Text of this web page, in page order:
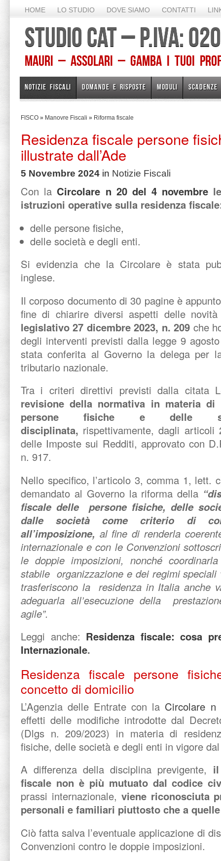
HOME LO STUDIO DOVE SIAMO CONTATTI
STUDIO CAT – P.IVA:
Mauri – Assolari – Gamba I TUOI
NOTIZIE FISCALI DOMANDE E RISPOSTE MODULI SCADENZE
FISCO » Manovre Fiscali » Riforma fiscale
Residenza fiscale persone
illustrate dall’Ade
5 Novembre 2024 in Notizie Fiscali
Con la Circolare n 20 del 4 novembre
istruzioni operative sulla residenza
delle persone fisiche,
delle società e degli enti.
Si evidenzia che la Circolare è stata
inglese.
Il corposo documento di 30 pagine è
fine di chiarire diversi aspetti delle
legislativo 27 dicembre 2023, n. 209 che
degli interventi previsti dalla legge 9
stata conferita al Governo la delega per
tributario nazionale.
Tra i criteri direttivi previsti dalla citata
revisione della normativa in materia di
persone fisiche e delle
disciplinata, rispettivamente, dagli
delle Imposte sui Redditi, approvato con
n. 917.
Nello specifico, l’articolo 3, comma 1, lett.
demandato al Governo la riforma della
fiscale delle persone fisiche, delle
dalle società come criterio di
all’imposizione, al fine di renderla
internazionale e con le Convenzioni
le doppie imposizioni, nonché
stabile organizzazione e dei regimi
trasferiscono la residenza in Italia anche
adeguarla all’esecuzione della
agile”.
Leggi anche: Residenza fiscale: cosa
Internazionale.
Residenza fiscale persone
concetto di domicilio
L’Agenzia delle Entrate con la Circolare n
effetti delle modifiche introdotte dal
(Dlgs n. 209/2023) in materia di
fisiche, delle società e degli enti in vigore
A differenza della disciplina previgente,
fiscale non è più mutuato dal codice
prassi internazionale, viene riconosciuta
personali e familiari piuttosto che a
Ciò fatta salva l’eventuale applicazione di
Convenzioni contro le doppie imposizioni.